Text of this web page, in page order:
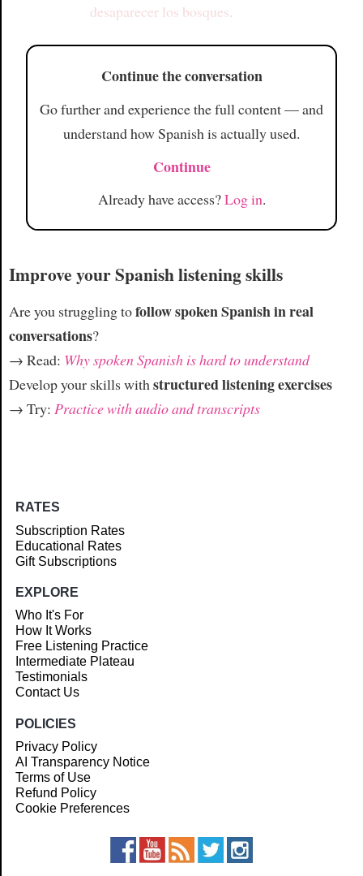
desaparecer los bosques.
Continue the conversation
Go further and experience the full content — and
understand how Spanish is actually used.
Continue
Already have access?Log in.
Improve your Spanish listening skills
Are you struggling tofollow spoken Spanish in real
conversations?
→ Read: Why spoken Spanish is hard to understand
Develop your skills withstructured listening exercises
→ Try: Practice with audio and transcripts
RATES
Subscription Rates
Educational Rates
Gift Subscriptions
EXPLORE
Who It's For
How It Works
Free Listening Practice
Intermediate Plateau
Testimonials
Contact Us
POLICIES
Privacy Policy
AI Transparency Notice
Terms of Use
Refund Policy
Cookie Preferences